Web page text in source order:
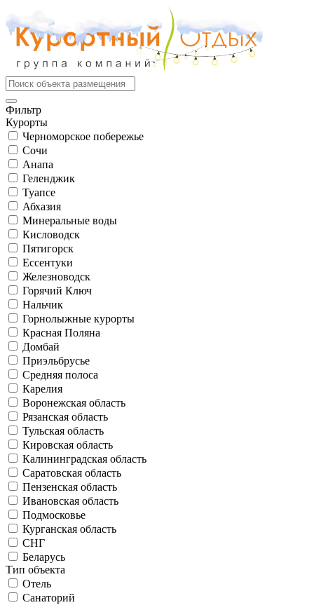
Фильтр
Курорты
Черноморское побережье
Сочи
Анапа
Геленджик
Туапсе
Абхазия
Минеральные воды
Кисловодск
Пятигорск
Ессентуки
Железноводск
Горячий Ключ
Нальчик
Горнолыжные курорты
Красная Поляна
Домбай
Приэльбрусье
Средняя полоса
Карелия
Воронежская область
Рязанская область
Тульская область
Кировская область
Калининградская область
Саратовская область
Пензенская область
Ивановская область
Подмосковье
Курганская область
СНГ
Беларусь
Тип объекта
Отель
Санаторий